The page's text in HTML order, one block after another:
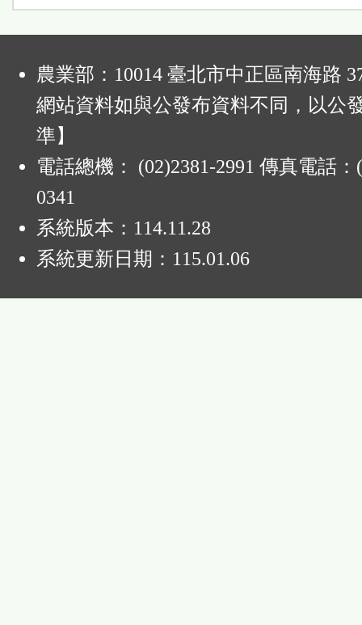
農業部：10014 臺北市中正區南海路
網站資料如與公發布資料不同，以公
準】
電話總機： (02)2381-2991 傳真電話：
0341
系統版本： 114.11.28
系統更新日期： 115.01.06